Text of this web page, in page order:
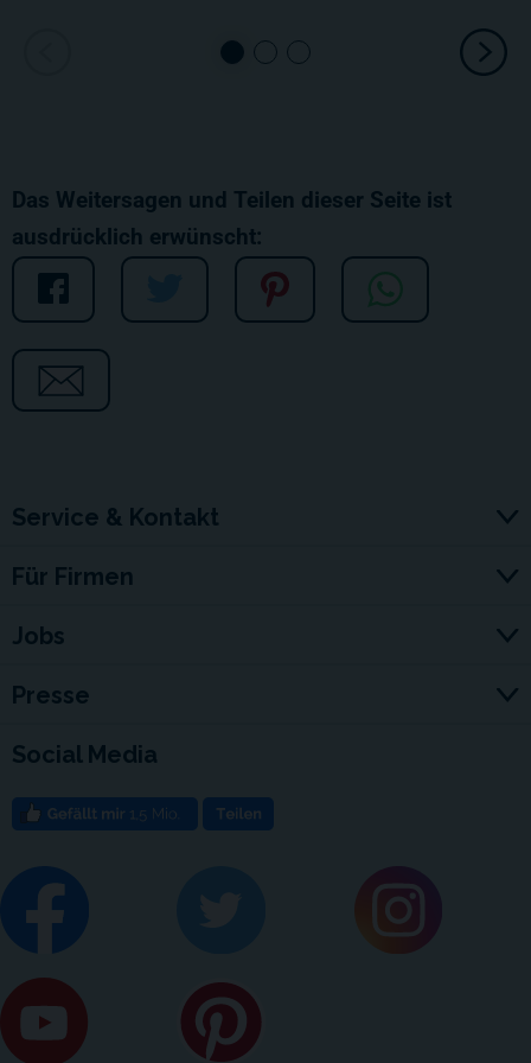
Das Weitersagen und Teilen dieser Seite ist
ausdrücklich erwünscht:
Service & Kontakt
Für Firmen
Jobs
Presse
Social Media